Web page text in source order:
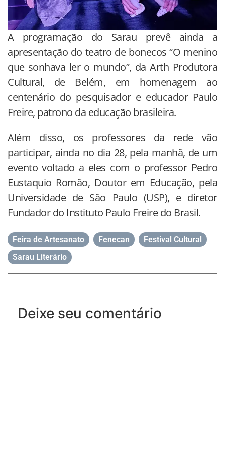
A programação do Sarau prevê ainda a
apresentação do teatro de bonecos “O menino
que sonhava ler o mundo”, da Arth Produtora
Cultural, de Belém, em homenagem ao
centenário do pesquisador e educador Paulo
Freire, patrono da educação brasileira.
Além disso, os professores da rede vão
participar, ainda no dia 28, pela manhã, de um
evento voltado a eles com o professor Pedro
Eustaquio Romão, Doutor em Educação, pela
Universidade de São Paulo (USP), e diretor
Fundador do Instituto Paulo Freire do Brasil.
Feira de Artesanato Fenecan Festival Cultural
Sarau Literário
Deixe seu comentário